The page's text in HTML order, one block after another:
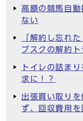
高額の競馬自
ない
「解約し忘れ
ブスクの解約ト
トイレの詰ま
求に！？
出張買い取り
ず、回収費用を